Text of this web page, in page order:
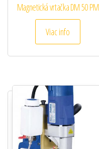
Magnetická vrtačka DM 50 PM
Viac info